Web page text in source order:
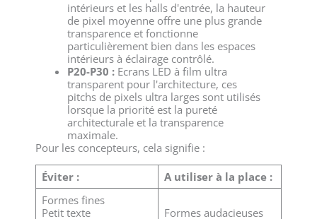
intérieurs et les halls d'entrée, la hauteur
de pixel moyenne offre une plus grande
transparence et fonctionne
particulièrement bien dans les espaces
intérieurs à éclairage contrôlé.
P20-P30 : Ecrans LED à film ultra
transparent pour l'architecture, ces
pitchs de pixels ultra larges sont utilisés
lorsque la priorité est la pureté
architecturale et la transparence
maximale.
Pour les concepteurs, cela signifie :
Éviter :
A utiliser à la place :
Formes fines
Petit texte
Formes audacieuses